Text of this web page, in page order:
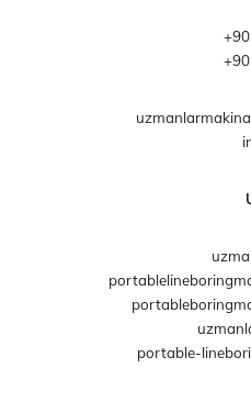
portable-